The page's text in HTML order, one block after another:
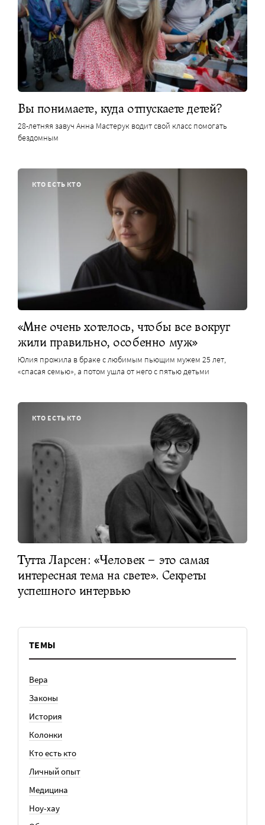
Вы понимаете, куда отпускаете детей?
28-летняя завуч Анна Мастерук водит свой класс помогать
бездомным
КТО ЕСТЬ КТО
«Мне очень хотелось, чтобы все вокруг
жили правильно, особенно муж»
Юлия прожила в браке с любимым пьющим мужем 25 лет,
«спасая семью», а потом ушла от него с пятью детьми
КТО ЕСТЬ КТО
Тутта Ларсен: «Человек – это самая
интересная тема на свете». Секреты
успешного интервью
ТЕМЫ
Вера
Законы
История
Колонки
Кто есть кто
Личный опыт
Медицина
Ноу-хау